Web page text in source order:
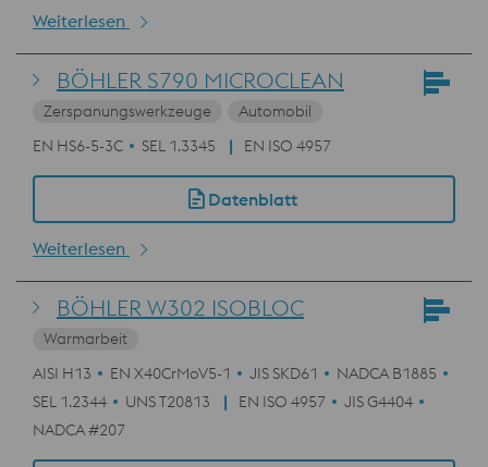
Weiterlesen
BÖHLER S790 MICROCLEAN
Zerspanungswerkzeuge
Automobil
EN HS6-5-3C
SEL 1.3345 EN ISO 4957
Datenblatt
Weiterlesen
BÖHLER W302 ISOBLOC
Warmarbeit
AISI H13
EN X40CrMoV5-1 JIS SKD61
NADCA B1885
SEL 1.2344
UNS T20813 EN ISO 4957
JIS G4404
NADCA #207